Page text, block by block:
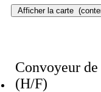
Afficher la carte
Convoyeur
(H/F)